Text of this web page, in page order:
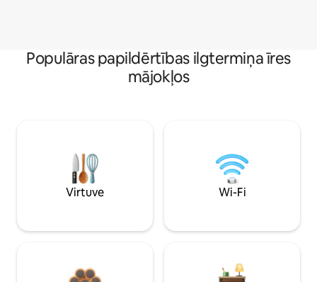
Populāras papildērtības ilgtermiņa īres
mājokļos
Virtuve Wi-Fi